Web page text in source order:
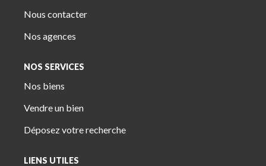
Nous contacter
Nos agences
NOS SERVICES
Nos biens
Vendre un bien
Déposez votre recherche
LIENS UTILES